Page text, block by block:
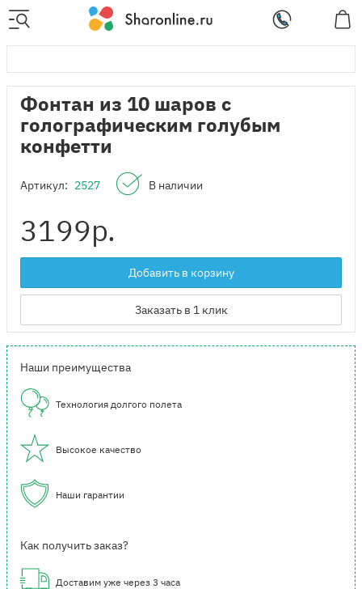
Фонтан из 10 шаров с
голографическим голубым
конфетти
Артикул: 2527 В наличии
3199р.
Добавить в корзину
Заказать в 1 клик
Наши преимущества
Технология долгого полета
Высокое качество
Наши гарантии
Как получить заказ?
Доставим уже через 3 часа